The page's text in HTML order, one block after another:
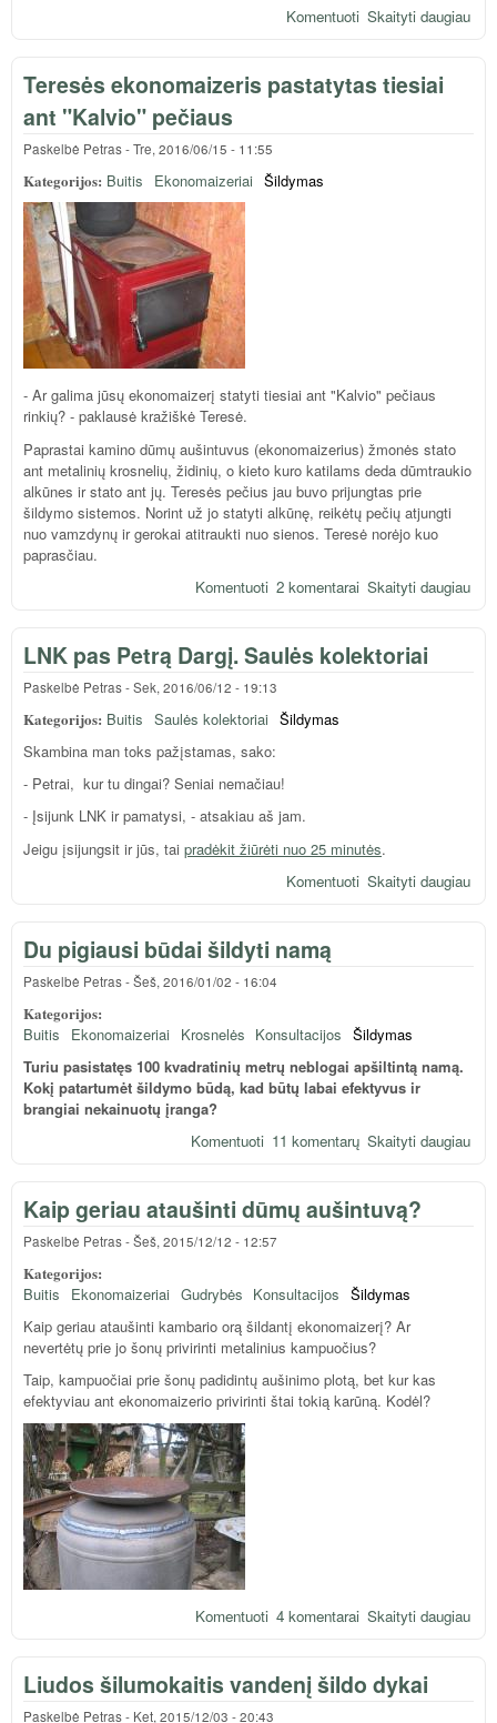
Skaityti daugiau
Komentuoti
Teresės ekonomaizeris pastatytas tiesiai
ant "Kalvio" pečiaus
Paskelbė Petras-Tre, 2016/06/15 - 11:55
Kategorijos: Buitis Ekonomaizeriai Šildymas
- Ar galima jūsų ekonomaizerį statyti tiesiai ant "Kalvio" pečiaus
rinkių? - paklausė kražiškė Teresė.
Paprastai kamino dūmų aušintuvus (ekonomaizerius) žmonės stato
ant metalinių krosnelių, židinių, o kieto kuro katilams deda dūmtraukio
alkūnes ir stato ant jų. Teresės pečius jau buvo prijungtas prie
šildymo sistemos. Norint už jo statyti alkūnę, reikėtų pečių atjungti
nuo vamzdynų ir gerokai atitraukti nuo sienos. Teresė norėjo kuo
paprasčiau.
Skaityti daugiau
2 komentarai
Komentuoti
LNK pas Petrą Dargį. Saulės kolektoriai
Paskelbė Petras-Sek, 2016/06/12 - 19:13
Kategorijos: Buitis Saulės kolektoriai Šildymas
Skambina man toks pažįstamas, sako:
- Petrai, kur tu dingai? Seniai nemačiau!
- Įsijunk LNK ir pamatysi, - atsakiau aš jam.
Jeigu įsijungsit ir jūs, tai pradėkit žiūrėti nuo 25 minutės.
Skaityti daugiau
Komentuoti
Du pigiausi būdai šildyti namą
Paskelbė Petras-Šeš, 2016/01/02 - 16:04
Kategorijos:
Buitis
Ekonomaizeriai Krosnelės Konsultacijos Šildymas
Turiu pasistatęs 100 kvadratinių metrų neblogai apšiltintą namą.
Kokį patartumėt šildymo būdą, kad būtų labai efektyvus ir
brangiai nekainuotų įranga?
Skaityti daugiauapie
11 komentarų
Komentuoti
Kaip geriau ataušinti dūmų aušintuvą?
Paskelbė Petras-Šeš, 2015/12/12 - 12:57
Kategorijos:
Buitis
Ekonomaizeriai Gudrybės Konsultacijos Šildymas
Kaip geriau ataušinti kambario orą šildantį ekonomaizerį? Ar
nevertėtų prie jo šonų privirinti metalinius kampuočius?
Taip, kampuočiai prie šonų padidintų aušinimo plotą, bet kur kas
efektyviau ant ekonomaizerio privirinti štai tokią karūną. Kodėl?
Skaityti daugiau
4 komentarai
Komentuoti
Liudos šilumokaitis vandenį šildo dykai
Paskelbė Petras- Ket, 2015/12/03 - 20:43